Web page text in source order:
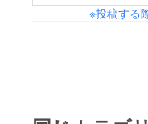
※投稿する